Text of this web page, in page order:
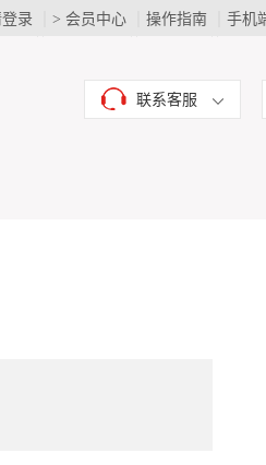
录 > 会员中心 操作指南 手机
联系客服